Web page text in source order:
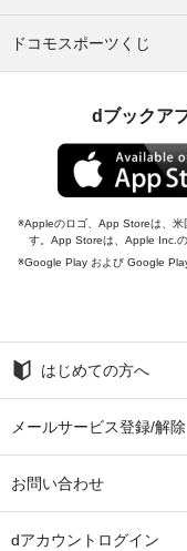
ドコモスポーツくじ
dブックア
Appleのロゴ、App Storeは、
す。App Storeは、Apple Inc.の
Google Play および Google
はじめての方へ
メールサービス登録/解除
お問い合わせ
dアカウントログイン